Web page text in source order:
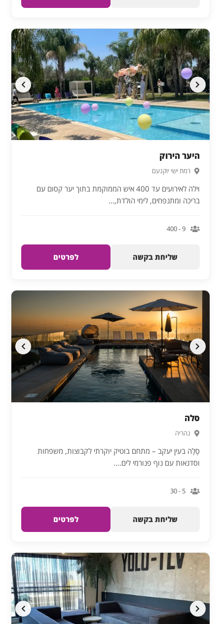
היער הירוק
רמת ישי יוקנעם
וילה לאירועים עד 400 איש הממוקמת בתוך יער קסום עם
בריכה ומתנפחים, לימי הולדת,...
9 - 400
שליחת בקשה לפרטים
סלה
נהריה
סֶלָה בעין יעקב – מתחם בוטיק יוקרתי לקבוצות, משפחות
וסדנאות עם נוף פנורמי לים....
5 - 30
שליחת בקשה לפרטים